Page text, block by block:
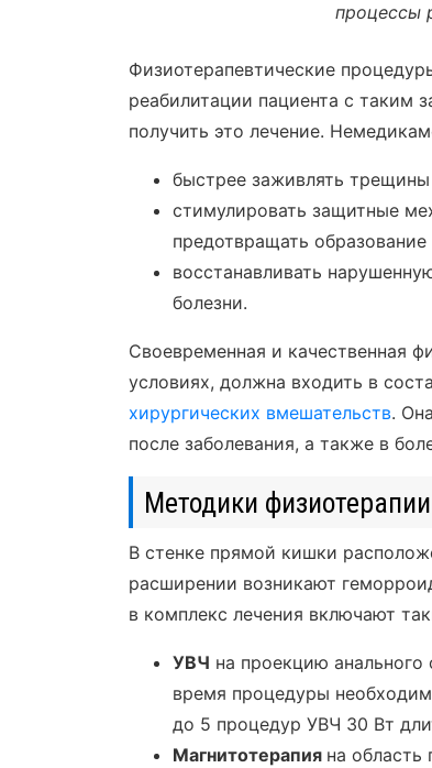
процессы
Физиотерапевтические
реабилитации пациента с таким
получить это лечение.
быстрее заживлять
стимулировать защитные
предотвращать
восстанавливать
болезни.
Своевременная и качественная
условиях, должна входить в
хирургических вмешательств.
после заболевания, а также в
Методики
В стенке прямой кишки
расширении возникают
в комплекс лечения включают
УВЧ на проекцию
время процедуры необходим
до 5 процедур УВЧ 30 Вт
Магнитотерапия на